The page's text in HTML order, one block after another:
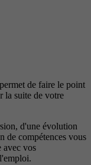
de faire le point
la suite de votre
d'une évolution
de compétences vous
avec vos